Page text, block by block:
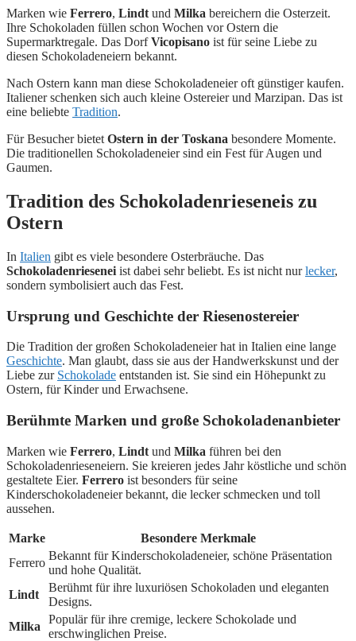
Marken wie Ferrero, Lindt und Milka bereichern die Osterzeit.
Ihre Schokoladen füllen schon Wochen vor Ostern die
Supermarktregale. Das DorfVicopisano ist für seine Liebe zu
diesen Schokoladeneiern bekannt.
Nach Ostern kann man diese Schokoladeneier oft günstiger kaufen.
Italiener schenken sich auch kleine Ostereier und Marzipan. Das ist
eine beliebte Tradition.
Für Besucher bietet Ostern in der Toskana besondere Momente.
Die traditionellen Schokoladeneier sind ein Fest für Augen und
Gaumen.
Tradition des Schokoladenrieseneis zu
Ostern
In Italien gibt es viele besondere Osterbräuche. Das
Schokoladenriesenei ist dabei sehr beliebt. Es ist nicht nurlecker,
sondern symbolisiert auch das Fest.
Ursprung und Geschichte der Riesenostereier
Die Tradition der großen Schokoladeneier hat in Italien eine lange
Geschichte. Man glaubt, dass sie aus der Handwerkskunst und der
Liebe zur Schokolade entstanden ist. Sie sind ein Höhepunkt zu
Ostern, für Kinder und Erwachsene.
Berühmte Marken und große Schokoladenanbieter
Marken wie Ferrero, Lindt und Milka führen bei den
Schokoladenrieseneiern. Sie kreieren jedes Jahr köstliche und schön
gestaltete Eier. Ferrero ist besonders für seine
Kinderschokoladeneier bekannt, die lecker schmecken und toll
aussehen.
Marke
Besondere Merkmale
Ferrero
Bekannt für Kinderschokoladeneier, schöne Präsentation
und hohe Qualität.
Lindt
Berühmt für ihre luxuriösen Schokoladen und eleganten
Designs.
Milka
Populär für ihre cremige, leckere Schokolade und
erschwinglichen Preise.